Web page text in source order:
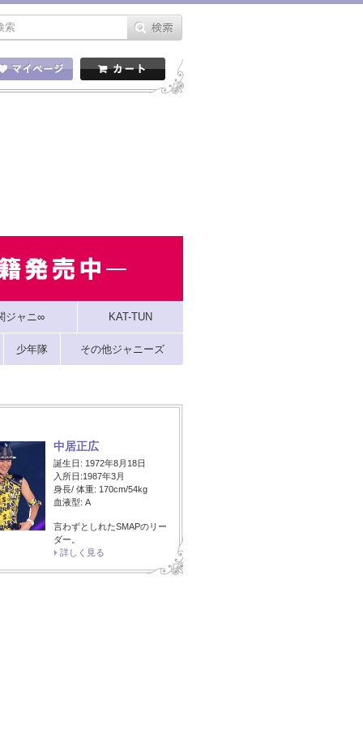
ジャニ∞ KAT-TUN
少年隊 その他ジャニーズ
中居正広
誕生日: 1972年8月18日
入所日:1987年3月
身長/ 体重: 170cm/54kg
血液型: A
言わずとしれたSMAPのリー
ダー。
詳しく見る